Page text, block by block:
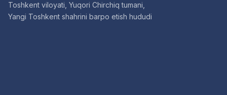
Toshkent viloyati, Yuqori Chirchiq tumani,
Yangi Toshkent shahrini barpo etish hududi